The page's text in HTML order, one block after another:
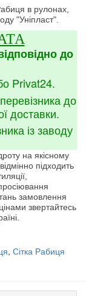
в рулонах,
"Уніпласт".
до
Privat24.
до
доставки.
із заводу
на якісному
підходить
замовлення
звертайтесь
, Сітка Рабиця